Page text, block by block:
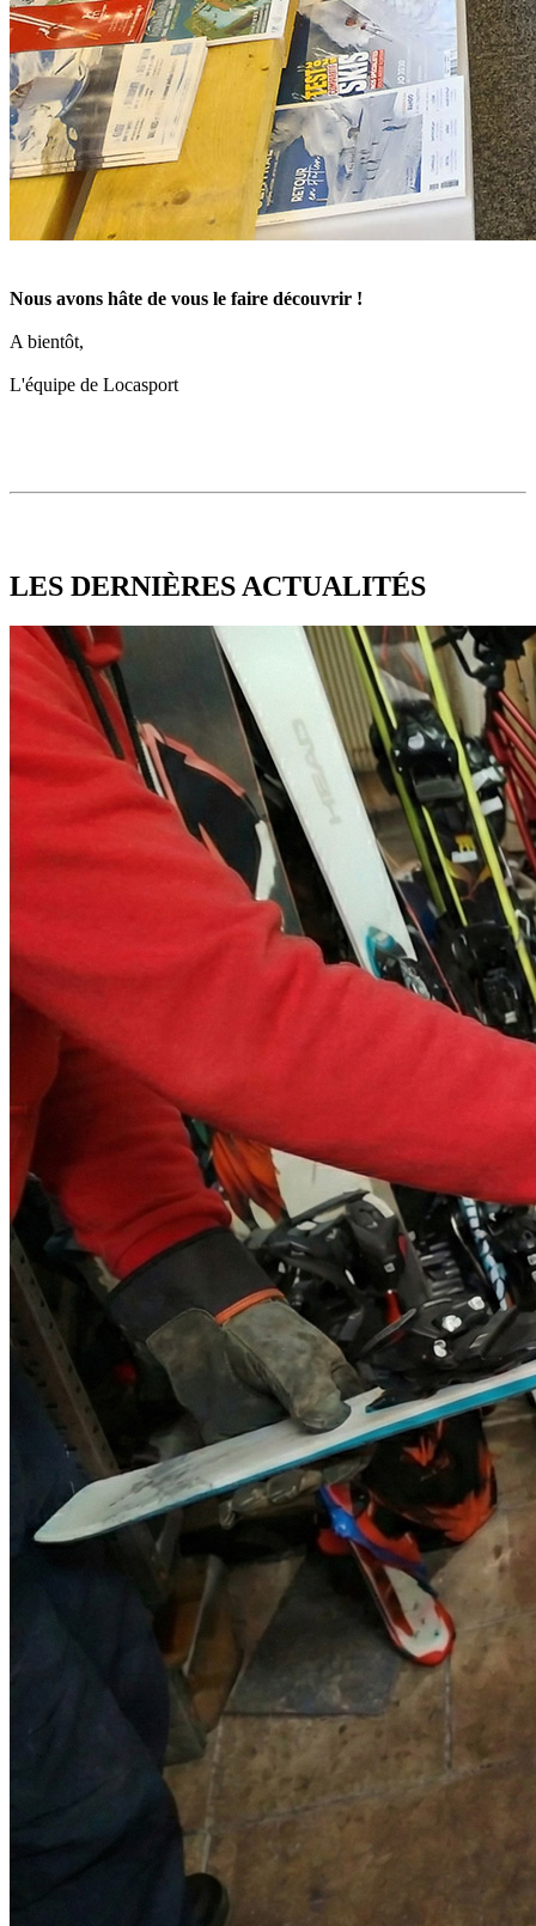
Nous avons hâte de vous le faire découvrir !
A bientôt,
L'équipe de Locasport
LES DERNIÈRES ACTUALITÉS